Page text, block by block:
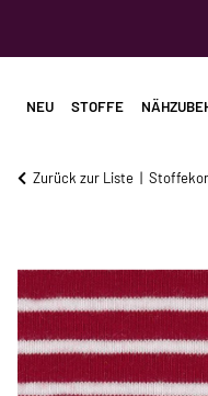
NEU STOFFE
Zurück zur Liste